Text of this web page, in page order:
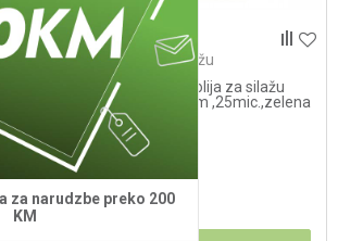
za narudzbe preko 200
KM
Folije za silažu
Agrostreč folija za silažu
0.50 x 1800m ,25mic.,zelena
- berry bpi
203,60